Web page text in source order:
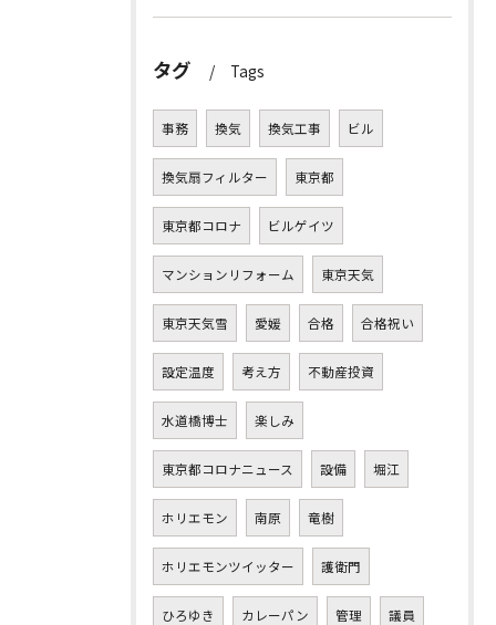
タグ Tags
事務 換気 換気工事 ビル
換気扇フィルター 東京都
東京都コロナ ビルゲイツ
マンションリフォーム 東京天気
東京天気雪 愛媛 合格 合格祝い
設定温度 考え方 不動産投資
水道橋博士 楽しみ
東京都コロナニュース 設備 堀江
ホリエモン 南原 竜樹
ホリエモンツイッター 護衛門
ひろゆき カレーパン 管理 議員